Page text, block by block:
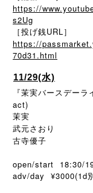
https://
s2Ug
［投げ銭URL］
https://
70d31.html
11/29(水)
『茉実バースデー
act)
茉実
武元さおり
古寺優子
open/start 18:30/
adv/day ¥3000(1d